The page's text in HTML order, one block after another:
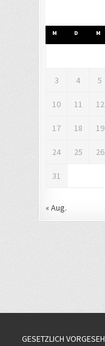
M D M
3 4 5
10 11 12
17 18 19
24 25 26
31
« Aug.
GESETZLICH